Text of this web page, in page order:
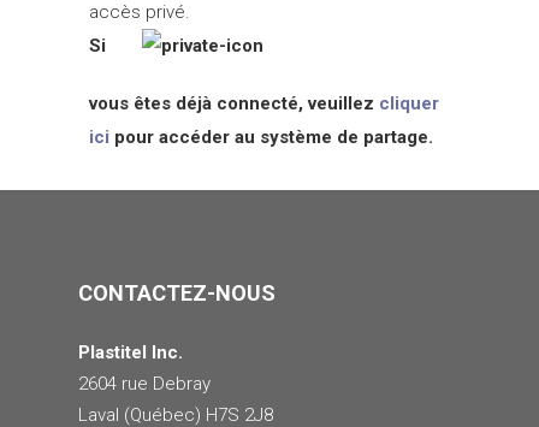
accès privé.
Si
vous êtes déjà connecté, veuillez cliquer
ici pour accéder au système de partage.
CONTACTEZ-NOUS
Plastitel Inc.
2604 rue Debray
Laval (Québec) H7S 2J8